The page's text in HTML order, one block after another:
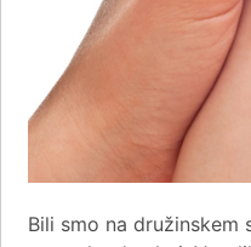
Bili smo na družinskem